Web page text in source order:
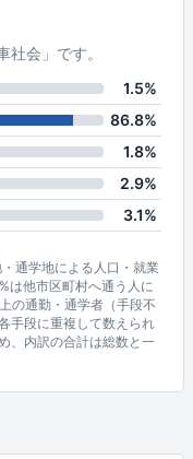
会」です。
1.5%
86.8%
1.8%
2.9%
3.1%
通学地による人口・就業
は他市区町村へ通う人に
の通勤・通学者（手段不
手段に重複して数えられ
、内訳の合計は総数と一